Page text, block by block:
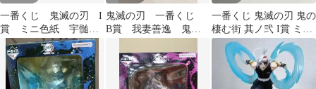
一番くじ 鬼滅の刃 I
賞 ミニ色紙 宇髄天
元 2枚セット
鬼滅の刃 一番くじ
B賞 我妻善逸 鬼の
一番くじ 鬼滅の刃 鬼の
棲む街 其ノ弐 I賞 ミニ
色紙 宇髄天元 2枚セッ